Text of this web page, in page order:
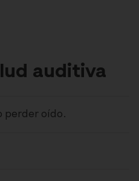
auditiva
perder oído.